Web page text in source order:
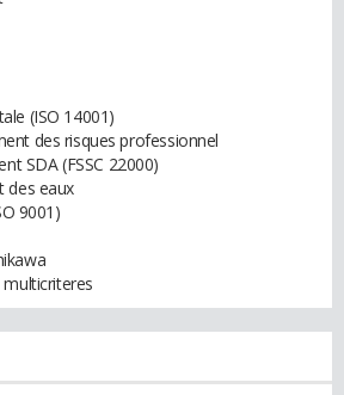
(ISO 14001)
des risques professionnel
SDA (FSSC 22000)
des eaux
9001)